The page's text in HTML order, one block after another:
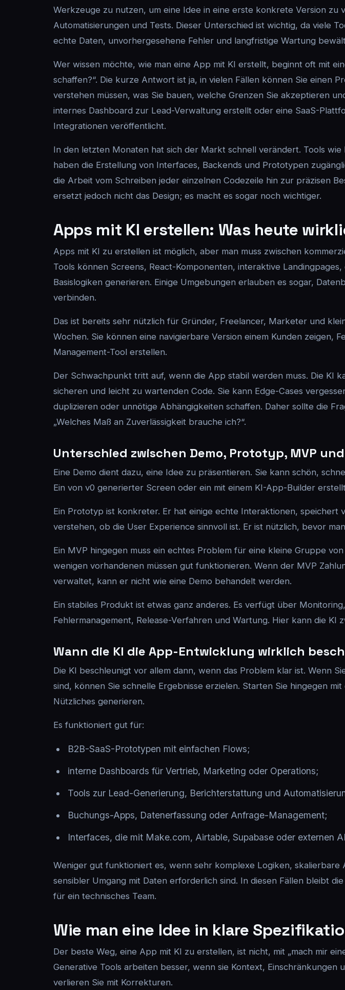
Werkzeuge zu nutzen, um eine Idee in eine erste konkrete Version zu
Automatisierungen und Tests. Dieser Unterschied ist wichtig, da viele
echte Daten, unvorhergesehene Fehler und langfristige Wartung
Wer wissen möchte, wie man eine App mit KI erstellt, beginnt oft mit
schaffen?“. Die kurze Antwort ist ja, in vielen Fällen können Sie einen
verstehen müssen, was Sie bauen, welche Grenzen Sie akzeptieren
internes Dashboard zur Lead-Verwaltung erstellt oder eine SaaS-
Integrationen veröffentlicht.
In den letzten Monaten hat sich der Markt schnell verändert. Tools
haben die Erstellung von Interfaces, Backends und Prototypen
die Arbeit vom Schreiben jeder einzelnen Codezeile hin zur präzisen
ersetzt jedoch nicht das Design; es macht es sogar noch wichtiger.
Apps mit KI erstellen: Was heute
Apps mit KI zu erstellen ist möglich, aber man muss zwischen
Tools können Screens, React-Komponenten, interaktive
Basislogiken generieren. Einige Umgebungen erlauben es sogar,
verbinden.
Das ist bereits sehr nützlich für Gründer, Freelancer, Marketer und
Wochen. Sie können eine navigierbare Version einem Kunden zeigen,
Management-Tool erstellen.
Der Schwachpunkt tritt auf, wenn die App stabil werden muss. Die KI
sicheren und leicht zu wartenden Code. Sie kann Edge-Cases
duplizieren oder unnötige Abhängigkeiten schaffen. Daher sollte die
„Welches Maß an Zuverlässigkeit brauche ich?“.
Unterschied zwischen Demo, Prototyp, MVP
Eine Demo dient dazu, eine Idee zu präsentieren. Sie kann schön,
Ein von v0 generierter Screen oder ein mit einem KI-App-Builder
Ein Prototyp ist konkreter. Er hat einige echte Interaktionen, speichert
verstehen, ob die User Experience sinnvoll ist. Er ist nützlich, bevor
Ein MVP hingegen muss ein echtes Problem für eine kleine Gruppe
wenigen vorhandenen müssen gut funktionieren. Wenn der MVP
verwaltet, kann er nicht wie eine Demo behandelt werden.
Ein stabiles Produkt ist etwas ganz anderes. Es verfügt über
Fehlermanagement, Release-Verfahren und Wartung. Hier kann die
Wann die KI die App-Entwicklung wirklich
Die KI beschleunigt vor allem dann, wenn das Problem klar ist. Wenn
sind, können Sie schnelle Ergebnisse erzielen. Starten Sie hingegen
Nützliches generieren.
Es funktioniert gut für:
B2B-SaaS-Prototypen mit einfachen Flows;
interne Dashboards für Vertrieb, Marketing oder Operations;
Tools zur Lead-Generierung, Berichterstattung und
Buchungs-Apps, Datenerfassung oder Anfrage-Management;
Interfaces, die mit Make.com, Airtable, Supabase oder externen
Weniger gut funktioniert es, wenn sehr komplexe Logiken,
sensibler Umgang mit Daten erforderlich sind. In diesen Fällen bleibt
für ein technisches Team.
Wie man eine Idee in klare
Der beste Weg, eine App mit KI zu erstellen, ist nicht, mit „mach mir
Generative Tools arbeiten besser, wenn sie Kontext,
verlieren Sie mit Korrekturen.